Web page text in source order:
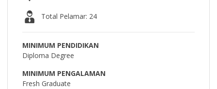
Total Pelamar: 24
MINIMUM PENDIDIKAN
Diploma Degree
MINIMUM PENGALAMAN
Fresh Graduate